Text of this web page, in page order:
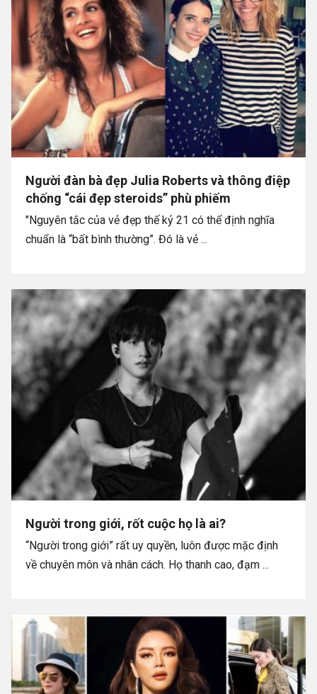
Người đàn bà đẹp Julia Roberts và thông điệp
chống “cái đẹp steroids” phù phiếm
"Nguyên tắc của vẻ đẹp thế kỷ 21 có thể định nghĩa
chuẩn là “bất bình thường”. Đó là vẻ ...
Người trong giới, rốt cuộc họ là ai?
“Người trong giới” rất uy quyền, luôn được mặc định
về chuyên môn và nhân cách. Họ thanh cao, đạm ...